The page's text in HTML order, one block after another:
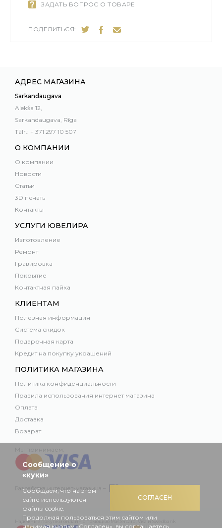
ЗАДАТЬ ВОПРОС О ТОВАРЕ
ПОДЕЛИТЬСЯ:
АДРЕС МАГАЗИНА
Sarkandaugava
Alekša 12,
Sarkandaugava, Rīga
Tālr.: + 371 297 10 507
О КОМПАНИИ
О компании
Новости
Статьи
3D печать
Контакты
УСЛУГИ ЮВЕЛИРА
Изготовление
Ремонт
Гравировка
Покрытие
Контактная пайка
КЛИЕНТАМ
Полезная информация
Система скидок
Подарочная карта
Кредит на покупку украшений
ПОЛИТИКА МАГАЗИНА
Политика конфиденциальности
Правила использования интернет магазина
Оплата
Доставка
Возврат
Разработка интернет-магазина –
Надежные покупки онлайн с помощью Mastercard, Visa и Swedbank
СОГЛАСЕН
Сообщение о
«куки»
Сообщаем, что на этом
сайте используются
файлы cookie.
Продолжая пользоваться этим сайтом или
нажимая кнопку «Согласен», вы соглашаетесь